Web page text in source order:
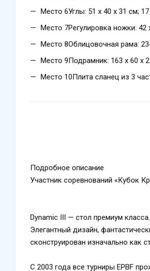
Место 6Углы: 51 х 40 х 31 см; 17
Место 7Регулировка ножки: 42
Место 8Облицовочная рама:
Место 9Подрамник: 163 х 60 х
Место 10Плита сланец из 3
Подробное описание
Участник соревнований «Кубок
Dynamic III — стол премиум класса.
Элегантный дизайн,
сконструирован изначально как
С 2003 года все турниры EPBF